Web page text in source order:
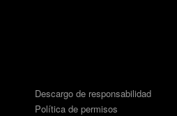
Descargo de responsabilidad
Política de permisos